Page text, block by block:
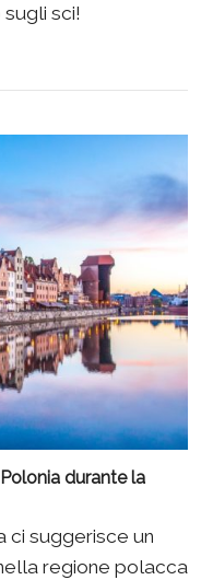
sugli sci!
durante la
ci suggerisce un
regione polacca